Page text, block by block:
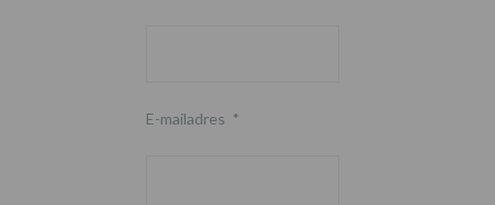
E-mailadres *